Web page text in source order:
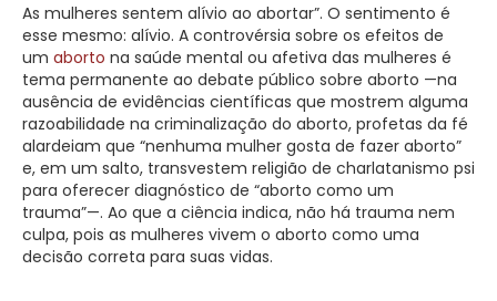
As mulheres sentem alívio ao abortar”. O sentimento é
esse mesmo: alívio. A controvérsia sobre os efeitos de
um aborto na saúde mental ou afetiva das mulheres é
tema permanente ao debate público sobre aborto —na
ausência de evidências científicas que mostrem alguma
razoabilidade na criminalização do aborto, profetas da fé
alardeiam que “nenhuma mulher gosta de fazer aborto”
e, em um salto, transvestem religião de charlatanismo psi
para oferecer diagnóstico de “aborto como um
trauma”—. Ao que a ciência indica, não há trauma nem
culpa, pois as mulheres vivem o aborto como uma
decisão correta para suas vidas.